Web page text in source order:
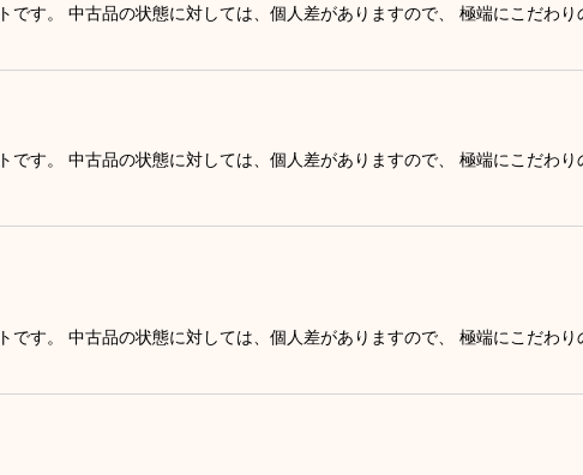
す。 中古品の状態に対しては、個人差がありますので、 極端にこだわ
す。 中古品の状態に対しては、個人差がありますので、 極端にこだわ
す。 中古品の状態に対しては、個人差がありますので、 極端にこだわ